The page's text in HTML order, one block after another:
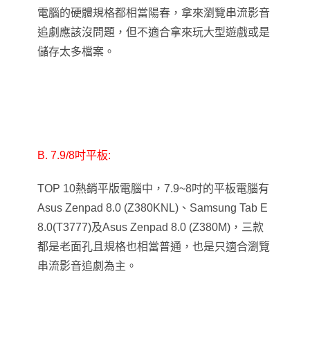
電腦的硬體規格都相當陽春，拿來瀏覽串流影音
追劇應該沒問題，但不適合拿來玩大型遊戲或是
儲存太多檔案。
B. 7.9/8吋平板:
TOP 10熱銷平版電腦中，7.9~8吋的平板電腦有
Asus Zenpad 8.0 (Z380KNL)、Samsung Tab E
8.0(T3777)及Asus Zenpad 8.0 (Z380M)，三款
都是老面孔且規格也相當普通，也是只適合瀏覽
串流影音追劇為主。